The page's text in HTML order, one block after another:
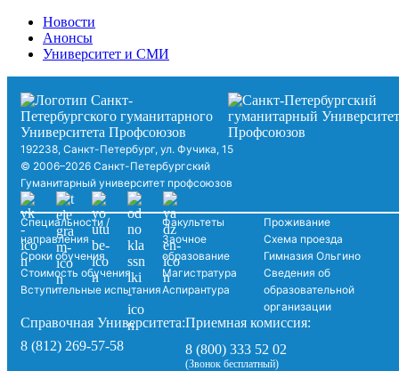
Новости
Анонсы
Университет и СМИ
192238, Санкт-Петербург, ул. Фучика, 15
© 2006–2026 Санкт-Петербургский
Гуманитарный университет профсоюзов
Специальности /
направления
Сроки обучения
Стоимость обучения
Вступительные испытания
Факультеты
Заочное
образование
Магистратура
Аспирантура
Проживание
Схема проезда
Гимназия Ольгино
Сведения об
образовательной
организации
Справочная Университета:
8 (812) 269-57-58
Приемная комиссия:
8 (800) 333 52 02
(Звонок бесплатный)